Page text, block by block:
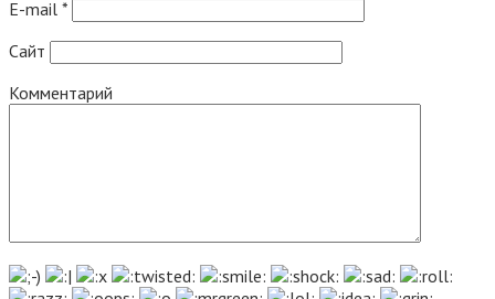
E-mail *
Сайт
Комментарий